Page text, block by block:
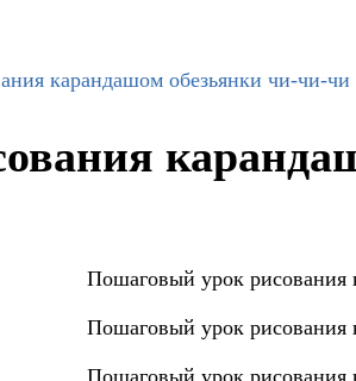
карандашом обезьянки чи-чи-чи